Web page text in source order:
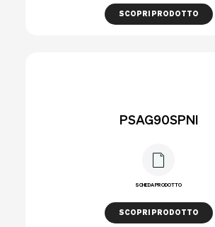
SCOPRI PRODOTTO
PSAG90SPNI
SCHEDA PRODOTTO
SCOPRI PRODOTTO